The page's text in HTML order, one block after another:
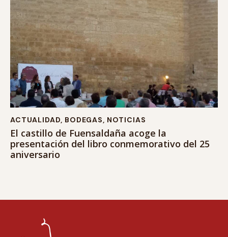
ACTUALIDAD BODEGAS NOTICIAS
El castillo de Fuensaldaña acoge la
presentación del libro conmemorativo del 25
aniversario